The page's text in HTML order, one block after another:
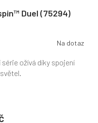
Duel (75294)
Na dotaz
ožívá díky spojení